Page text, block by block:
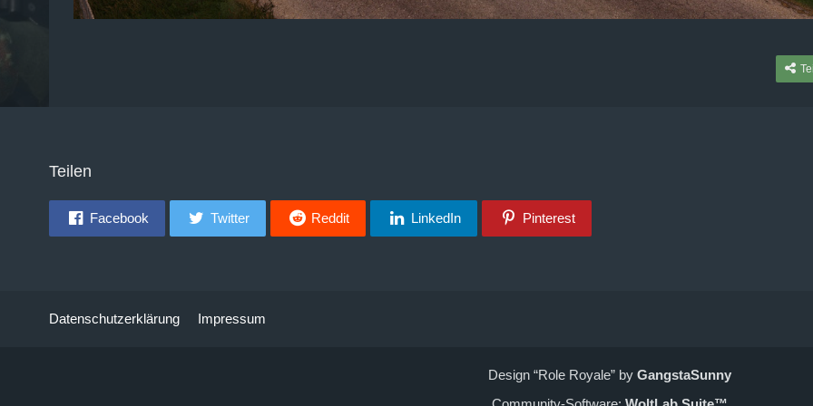
Teilen
Facebook Twitter Reddit LinkedIn Pinterest
Datenschutzerklärung Impressum
Design “Role Royale” by GangstaSunny